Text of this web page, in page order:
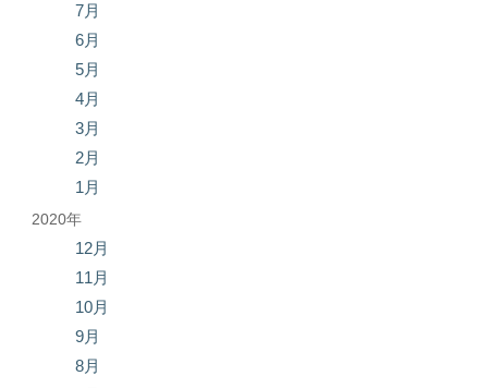
7月
6月
5月
4月
3月
2月
1月
2020年
12月
11月
10月
9月
8月